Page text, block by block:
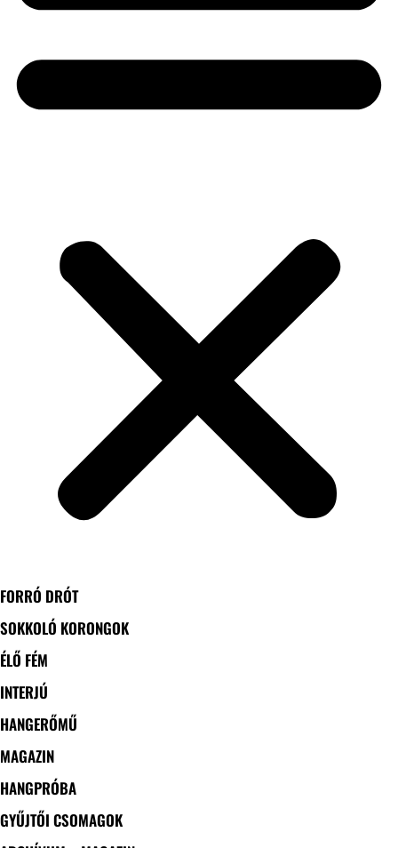
FORRÓ DRÓT
SOKKOLÓ KORONGOK
ÉLŐ FÉM
INTERJÚ
HANGERŐMŰ
MAGAZIN
HANGPRÓBA
GYŰJTŐI CSOMAGOK